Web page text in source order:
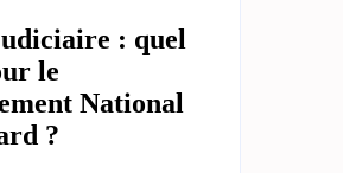
: quel
le
National
?